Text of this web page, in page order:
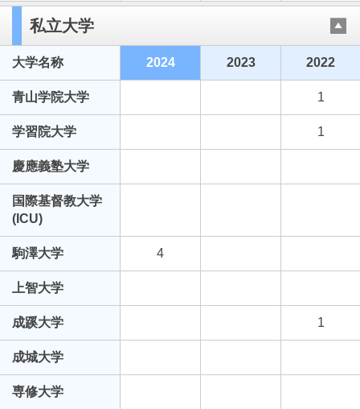
私立大学
大学名称 2024 2023 2022
青山学院大学 1
学習院大学 1
慶應義塾大学
国際基督教大学
(ICU)
駒澤大学 4
上智大学
成蹊大学 1
成城大学
専修大学